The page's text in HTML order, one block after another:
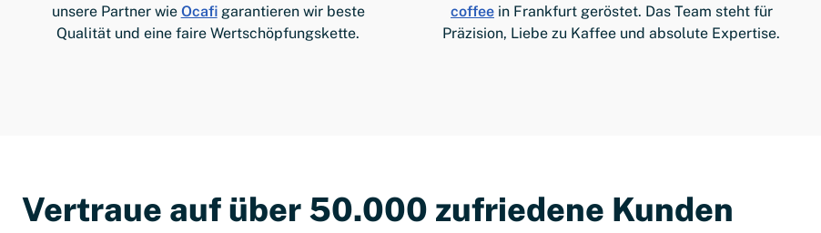
unsere Partner wie Ocafigarantieren wir beste
Qualität und eine faire Wertschöpfungskette.
coffeein Frankfurt geröstet. Das Team steht für
Präzision, Liebe zu Kaffee und absolute Expertise.
Vertraue auf über 50.000 zufriedene Kunden